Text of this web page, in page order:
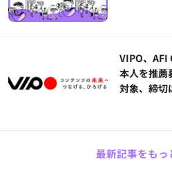
VIPO、
本人を推薦
対象、締切
最新記事をもっ